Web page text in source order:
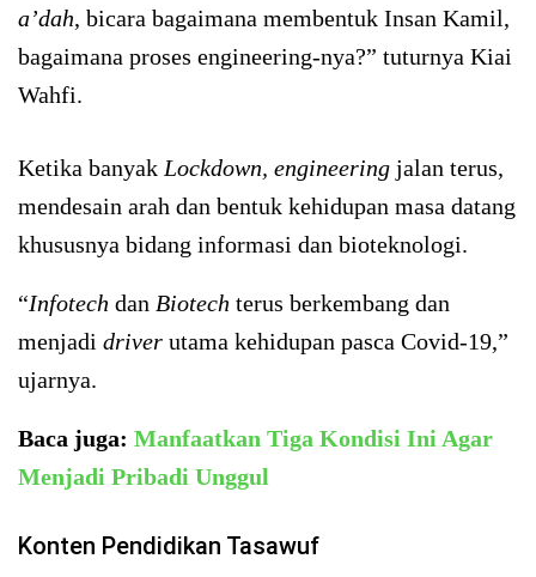
a’dah, bicara bagaimana membentuk Insan Kamil,
bagaimana proses engineering-nya?” tuturnya Kiai
Wahfi.
Ketika banyak Lockdown, engineering jalan terus,
mendesain arah dan bentuk kehidupan masa datang
khususnya bidang informasi dan bioteknologi.
“Infotech dan Biotech terus berkembang dan
menjadi driver utama kehidupan pasca Covid-19,”
ujarnya.
Baca juga: Manfaatkan Tiga Kondisi Ini Agar
Menjadi Pribadi Unggul
Konten Pendidikan Tasawuf